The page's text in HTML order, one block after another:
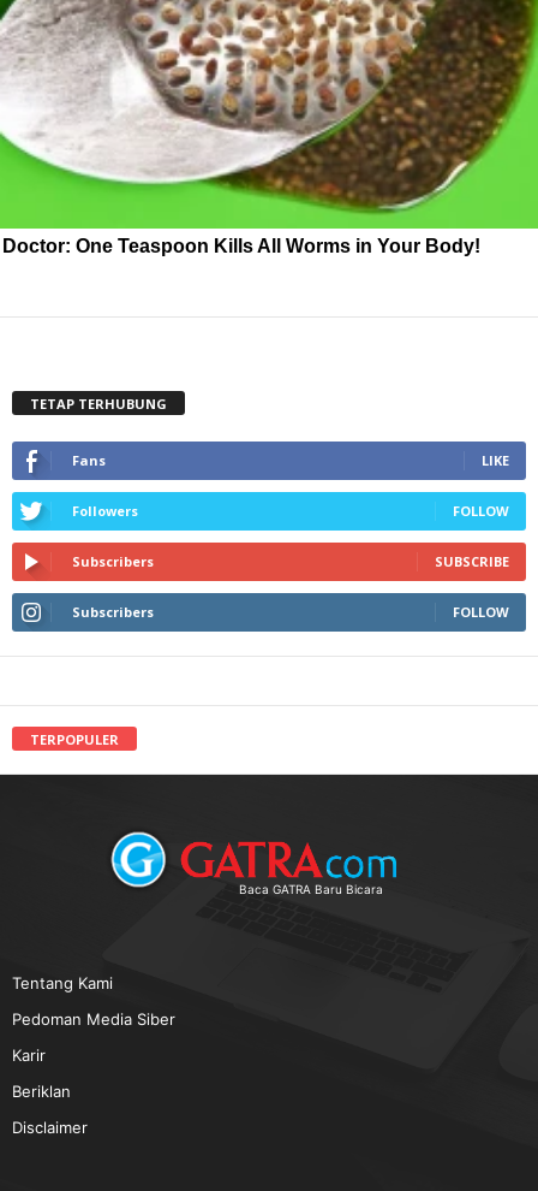
Doctor: One Teaspoon Kills All Worms in Your Body!
TETAP TERHUBUNG
Fans LIKE
Followers FOLLOW
Subscribers SUBSCRIBE
Subscribers FOLLOW